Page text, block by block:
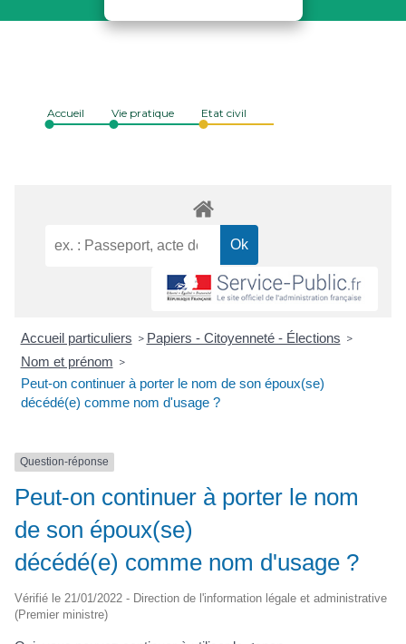
Accueil Vie pratique Etat civil
Accueil particuliers > Papiers - Citoyenneté - Élections >
Nom et prénom >
Peut-on continuer à porter le nom de son époux(se)
décédé(e) comme nom d'usage ?
Question-réponse
Peut-on continuer à porter le nom
de son époux(se)
décédé(e) comme nom d'usage ?
Vérifié le 21/01/2022 - Direction de l'information légale et administrative
(Premier ministre)